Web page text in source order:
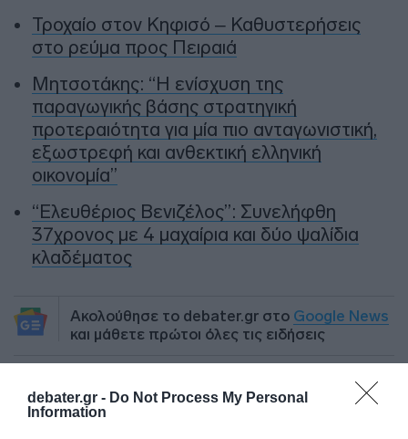
debater.gr - Do Not Process My Personal
Information
Τροχαίο στον Κηφισό – Καθυστερήσεις
στο ρεύμα προς Πειραιά
Μητσοτάκης: “Η ενίσχυση της
παραγωγικής βάσης στρατηγική
προτεραιότητα για μία πιο ανταγωνιστική,
εξωστρεφή και ανθεκτική ελληνική
οικονομία”
“Ελευθέριος Βενιζέλος”: Συνελήφθη
37χρονος με 4 μαχαίρια και δύο ψαλίδια
κλαδέματος
Ακολούθησε το debater.gr στο Google News
και μάθετε πρώτοι όλες τις ειδήσεις
Share